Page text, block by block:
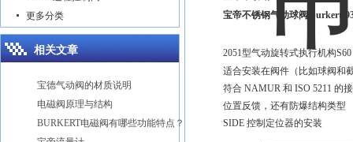
宝帝不锈钢气动球阀 burkert-
2051型气动旋转式执行机构S60
适合安装在阀件（比如球阀和
符合 NAMUR 和 ISO 5211 的
位置反馈，还有防爆结构类型
SIDE 控制定位器的安装
更多分类
相关文章
宝德气动阀的材质说明
电磁阀原理与结构
BURKERT电磁阀有哪些功能特点？